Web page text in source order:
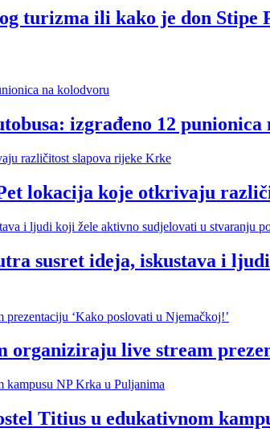
turizma ili kako je don Stipe
izgrađeno 12 punionica
lokacija koje otkrivaju
susret ideja, iskustava i
live stream
Titius u edukativnom